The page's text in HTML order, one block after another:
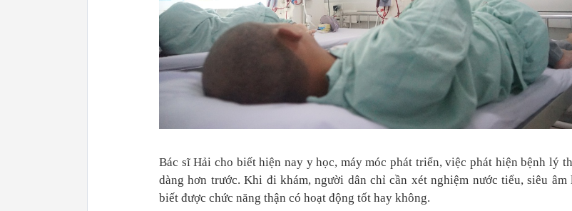
Bác sĩ Hải cho biết hiện nay y học, máy móc phát triển, việc phát hiện bệnh lý
dàng hơn trước. Khi đi khám, người dân chỉ cần xét nghiệm nước tiểu, siêu âm
biết được chức năng thận có hoạt động tốt hay không.